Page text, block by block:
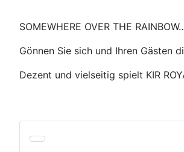
SOMEWHERE OVER THE
Gönnen Sie sich und Ihren Gästen
Dezent und vielseitig spielt KIR